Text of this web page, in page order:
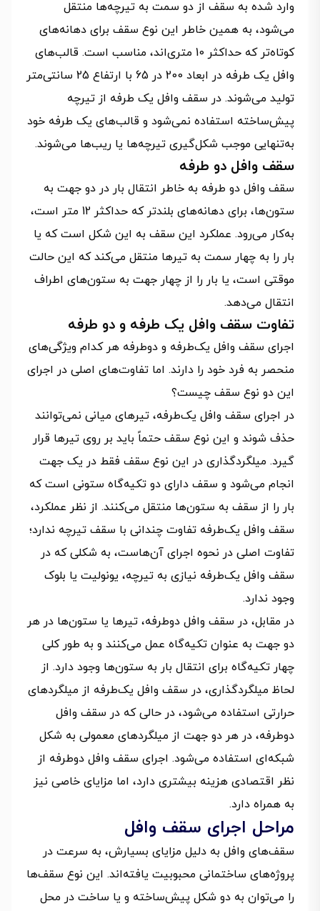
وارد شده به سقف از دو سمت به تیرچه‌ها منتقل
می‌شود، به همین خاطر این نوع سقف برای دهانه‌های
کوتاه‌تر که حداکثر 10 متری‌اند، مناسب است. قالب‌های
وافل یک طرفه در ابعاد 200 در 65 با ارتفاع 25 سانتی‌متر
تولید می‌شوند. در سقف وافل یک طرفه از تیرچه
پیش‌ساخته استفاده نمی‌شود و قالب‌های یک طرفه خود
به‌تنهایی موجب شکل‌گیری تیرچه‌ها یا ریب‌ها می‌شوند.
سقف وافل دو طرفه
سقف وافل دو طرفه به خاطر انتقال بار در دو جهت به
ستون‌ها، برای دهانه‌های بلندتر که حداکثر 12 متر است،
به‌کار می‌رود. عملکرد این سقف به این شکل است که یا
بار را به چهار سمت به تیرها منتقل می‌کند که این حالت
موقتی است، یا بار را از چهار جهت به ستون‌های اطراف
انتقال می‌دهد.
تفاوت سقف وافل یک طرفه و دو طرفه
اجرای سقف وافل یک‌طرفه و دوطرفه هر کدام ویژگی‌های
منحصر به فرد خود را دارند. اما تفاوت‌های اصلی در اجرای
این دو نوع سقف چیست؟
در اجرای سقف وافل یک‌طرفه، تیرهای میانی نمی‌توانند
حذف شوند و این نوع سقف حتماً باید بر روی تیرها قرار
گیرد. میلگردگذاری در این نوع سقف فقط در یک جهت
انجام می‌شود و سقف دارای دو تکیه‌گاه ستونی است که
بار را از سقف به ستون‌ها منتقل می‌کنند. از نظر عملکرد،
سقف وافل یک‌طرفه تفاوت چندانی با سقف تیرچه ندارد؛
تفاوت اصلی در نحوه اجرای آن‌هاست، به شکلی که در
سقف وافل یک‌طرفه نیازی به تیرچه، یونولیت یا بلوک
وجود ندارد.
در مقابل، در سقف وافل دوطرفه، تیرها یا ستون‌ها در هر
دو جهت به عنوان تکیه‌گاه عمل می‌کنند و به طور کلی
چهار تکیه‌گاه برای انتقال بار به ستون‌ها وجود دارد. از
لحاظ میلگردگذاری، در سقف وافل یک‌طرفه از میلگردهای
حرارتی استفاده می‌شود، در حالی که در سقف وافل
دوطرفه، در هر دو جهت از میلگردهای معمولی به شکل
شبکه‌ای استفاده می‌شود. اجرای سقف وافل دوطرفه از
نظر اقتصادی هزینه بیشتری دارد، اما مزایای خاصی نیز
به همراه دارد.
مراحل اجرای سقف وافل
سقف‌های وافل به دلیل مزایای بسیارش، به سرعت در
پروژه‌های ساختمانی محبوبیت یافته‌اند. این نوع سقف‌ها
را می‌توان به دو شکل پیش‌ساخته و یا ساخت در محل